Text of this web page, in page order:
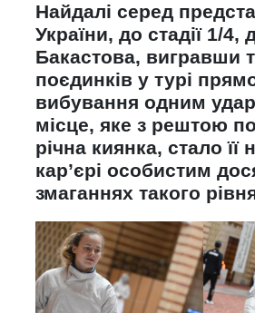
Найдалі серед
України, до стадії 1/4,
Бакастова, вигравши
поєдинків у турі
вибування одним
місце, яке з рештою
річна киянка, стало
кар’єрі особистим
змаганнях такого